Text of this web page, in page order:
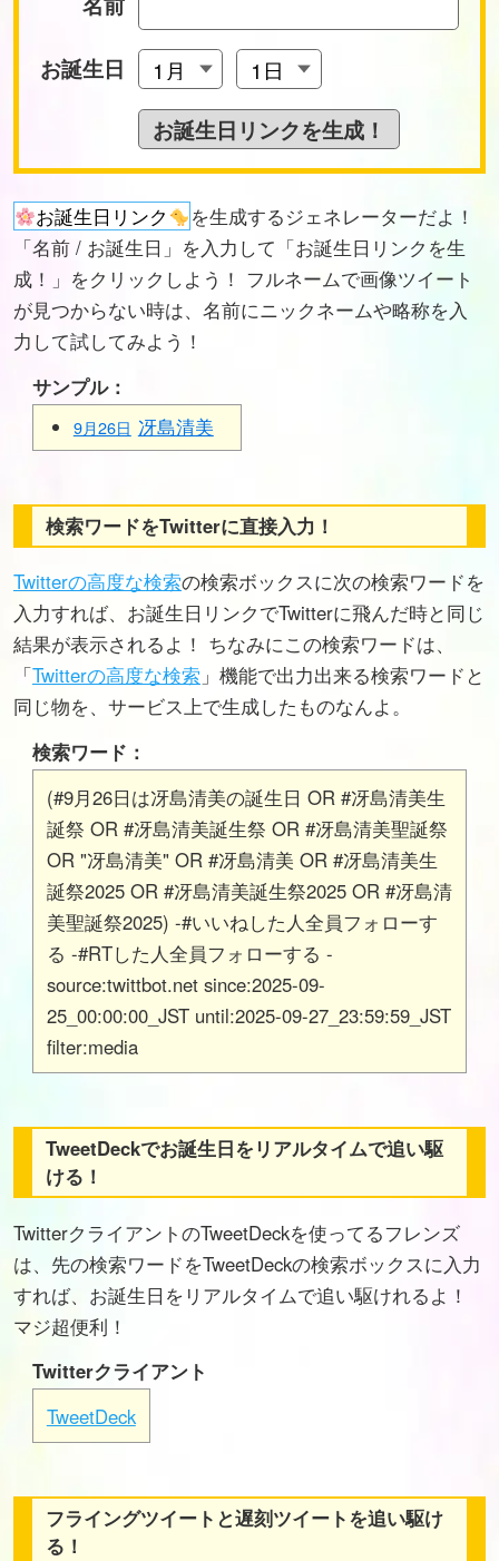
お誕生日
お誕生日リンク
を生成するジェネレーターだよ！
「名前 / お誕生日」を入力して「お誕生日リンクを生
成！」をクリックしよう！ フルネームで画像ツイート
が見つからない時は、名前にニックネームや略称を入
力して試してみよう！
サンプル：
9月26日 冴島清美
検索ワードをTwitterに直接入力！
Twitterの高度な検索の検索ボックスに次の検索ワードを
入力すれば、お誕生日リンクでTwitterに飛んだ時と同じ
結果が表示されるよ！ ちなみにこの検索ワードは、
「Twitterの高度な検索 」機能で出力出来る検索ワードと
同じ物を、サービス上で生成したものなんよ。
検索ワード：
(#9月26日は冴島清美の誕生日 OR #冴島清美生
誕祭 OR #冴島清美誕生祭 OR #冴島清美聖誕祭
OR "冴島清美" OR #冴島清美 OR #冴島清美生
誕祭2025 OR #冴島清美誕生祭2025 OR #冴島清
美聖誕祭2025) -#いいねした人全員フォローす
る -#RTした人全員フォローする -
source:twittbot.net since:2025-09-
25_00:00:00_JST until:2025-09-27_23:59:59_JST
filter:media
TweetDeckでお誕生日をリアルタイムで追い駆
ける！
TwitterクライアントのTweetDeckを使ってるフレンズ
は、先の検索ワードをTweetDeckの検索ボックスに入力
すれば、お誕生日をリアルタイムで追い駆けれるよ！
マジ超便利！
Twitterクライアント
TweetDeck
フライングツイートと遅刻ツイートを追い駆け
る！